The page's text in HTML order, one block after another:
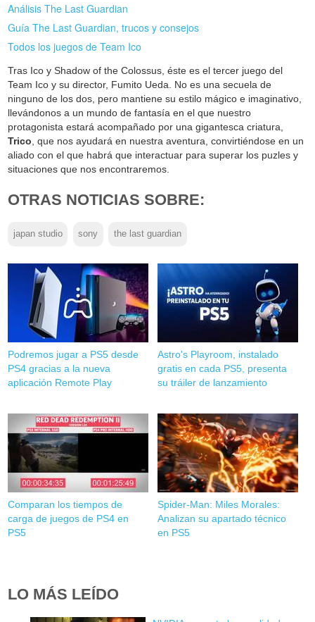
Análisis The Last Guardian
Guía The Last Guardian, trucos y consejos
Todos los juegos de Team Ico
Tras Ico y Shadow of the Colossus, éste es el tercer juego del
Team Ico y su director, Fumito Ueda. No es una secuela de
ninguno de los dos, pero mantiene su estilo mágico e imaginativo,
llevándonos a un mundo de fantasía en el que nuestro
protagonista estará acompañado por una gigantesca criatura,
Trico , que nos ayudará en nuestra aventura, convirtiéndose en un
aliado con el que habrá que interactuar para superar los puzles y
situaciones que nos encontraremos.
OTRAS NOTICIAS SOBRE:
japan studio sony the last guardian
Podremos jugar a PS5 desde
PS4 gracias a la nueva
aplicación Remote Play
Astro's Playroom, instalado
gratis en cada PS5, presenta
su tráiler de lanzamiento
Comparan los tiempos de
carga de juegos de PS4 en
PS5
Spider-Man: Miles Morales:
Analizan su apartado técnico
en PS5
LO MÁS LEÍDO